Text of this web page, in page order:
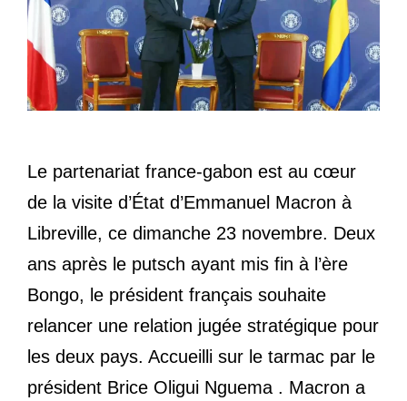
Le partenariat france-gabon est au cœur
de la visite d’État d’Emmanuel Macron à
Libreville, ce dimanche 23 novembre. Deux
ans après le putsch ayant mis fin à l’ère
Bongo, le président français souhaite
relancer une relation jugée stratégique pour
les deux pays. Accueilli sur le tarmac par le
président Brice Oligui Nguema . Macron a